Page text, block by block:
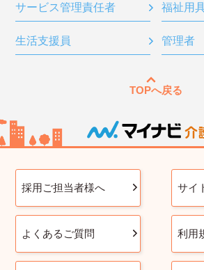
サービス管理責任者 福祉用
生活支援員 管理者
TOPへ戻る
採用ご担当者様へ サイ
よくあるご質問 利用